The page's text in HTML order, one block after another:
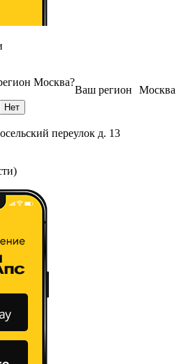
Москва
Ваш регион
Москва?
переулок д. 13